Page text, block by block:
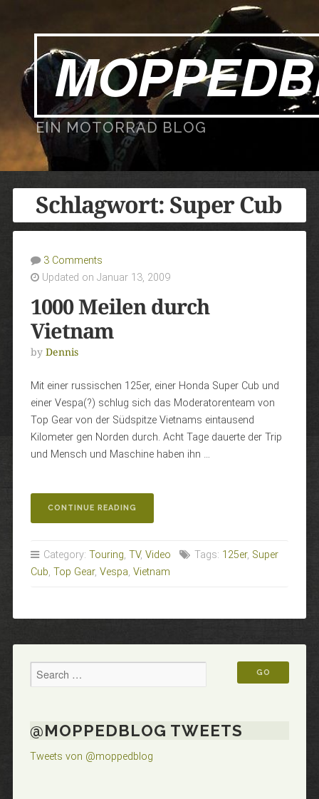
EIN MOTORRAD BLOG
Schlagwort: Super Cub
3 Comments
Updated on Januar 13, 2009
1000 Meilen durch
Vietnam
by Dennis
Mit einer russischen 125er, einer Honda Super Cub und
einer Vespa(?) schlug sich das Moderatorenteam von
Top Gear von der Südspitze Vietnams eintausend
Kilometer gen Norden durch. Acht Tage dauerte der Trip
und Mensch und Maschine haben ihn …
CONTINUE READING
MEILEN
Category: Touring, TV, Video Tags: 125er, Super
Cub, Top Gear, Vespa, Vietnam
@MOPPEDBLOG TWEETS
Tweets von @moppedblog